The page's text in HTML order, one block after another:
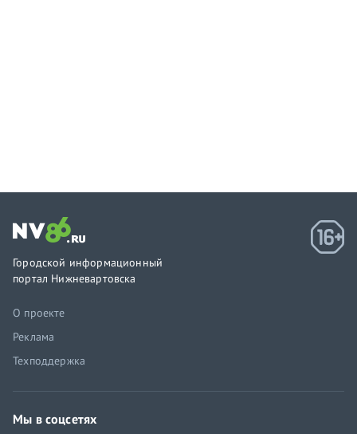
Городской информационный
портал Нижневартовска
О проекте
Реклама
Техподдержка
Мы в соцсетях